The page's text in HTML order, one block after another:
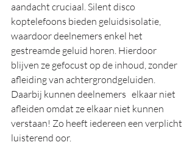
aandacht cruciaal. Silent disco
koptelefoons bieden geluidsisolatie,
waardoor deelnemers enkel het
gestreamde geluid horen. Hierdoor
blijven ze gefocust op de inhoud, zonder
afleiding van achtergrondgeluiden.
Daarbij kunnen deelnemers   elkaar niet
afleiden omdat ze elkaar niet kunnen
verstaan! Zo heeft iedereen een verplicht
luisterend oor.